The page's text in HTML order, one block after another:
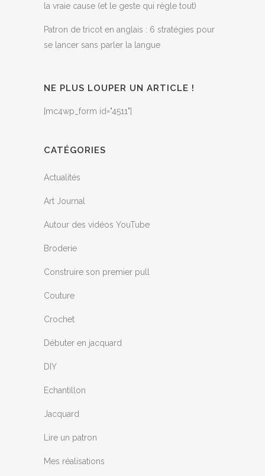
la vraie cause (et le geste qui règle tout)
Patron de tricot en anglais : 6 stratégies pour
se lancer sans parler la langue
NE PLUS LOUPER UN ARTICLE !
[mc4wp_form id="4511"]
CATÉGORIES
Actualités
Art Journal
Autour des vidéos YouTube
Broderie
Construire son premier pull
Couture
Crochet
Débuter en jacquard
DIY
Echantillon
Jacquard
Lire un patron
Mes réalisations